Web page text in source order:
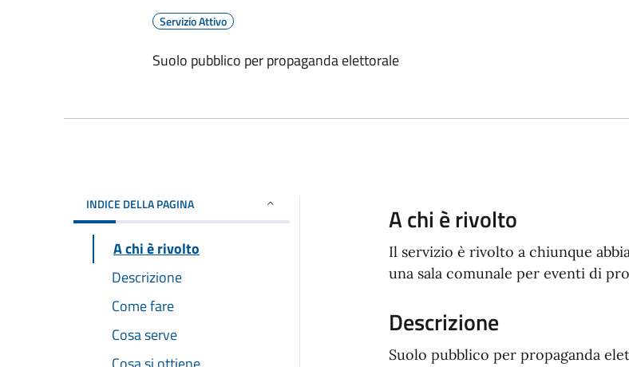
Servizio Attivo
Suolo pubblico per propaganda elettorale
INDICE DELLA PAGINA
A chi è rivolto
Descrizione
Come fare
Cosa serve
A chi è rivolto
Il servizio è rivolto a chiunque
una sala comunale per eventi di
Descrizione
Suolo pubblico per propaganda